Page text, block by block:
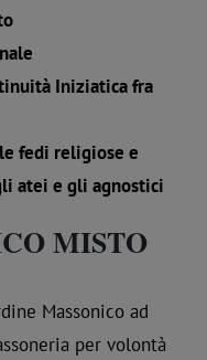
Iniziatica fra
fedi religiose e
atei e gli agnostici
MISTO
Massonico ad
per volontà